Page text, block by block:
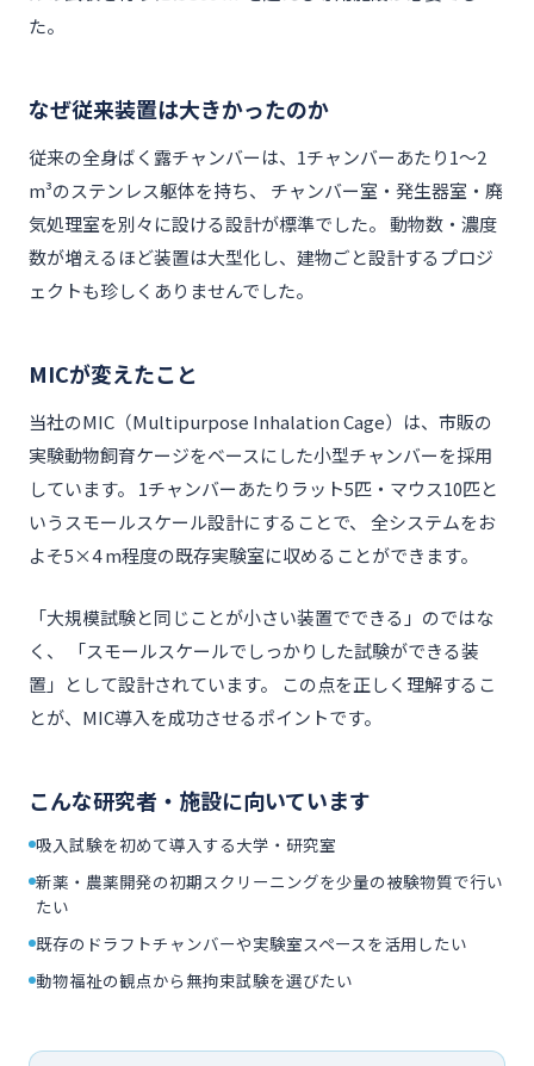
た。
なぜ従来装置は大きかったのか
従来の全身ばく露チャンバーは、1チャンバーあたり1〜2
m³のステンレス躯体を持ち、 チャンバー室・発生器室・廃
気処理室を別々に設ける設計が標準でした。 動物数・濃度
数が増えるほど装置は大型化し、建物ごと設計するプロジ
ェクトも珍しくありませんでした。
MICが変えたこと
当社のMIC（Multipurpose Inhalation Cage）は、市販の
実験動物飼育ケージをベースにした小型チャンバーを採用
しています。 1チャンバーあたりラット5匹・マウス10匹と
いうスモールスケール設計にすることで、 全システムをお
よそ5×4 m程度の既存実験室に収めることができます。
「大規模試験と同じことが小さい装置でできる」のではな
く、 「スモールスケールでしっかりした試験ができる装
置」として設計されています。 この点を正しく理解するこ
とが、MIC導入を成功させるポイントです。
こんな研究者・施設に向いています
吸入試験を初めて導入する大学・研究室
新薬・農薬開発の初期スクリーニングを少量の被験物質で行い
たい
既存のドラフトチャンバーや実験室スペースを活用したい
動物福祉の観点から無拘束試験を選びたい